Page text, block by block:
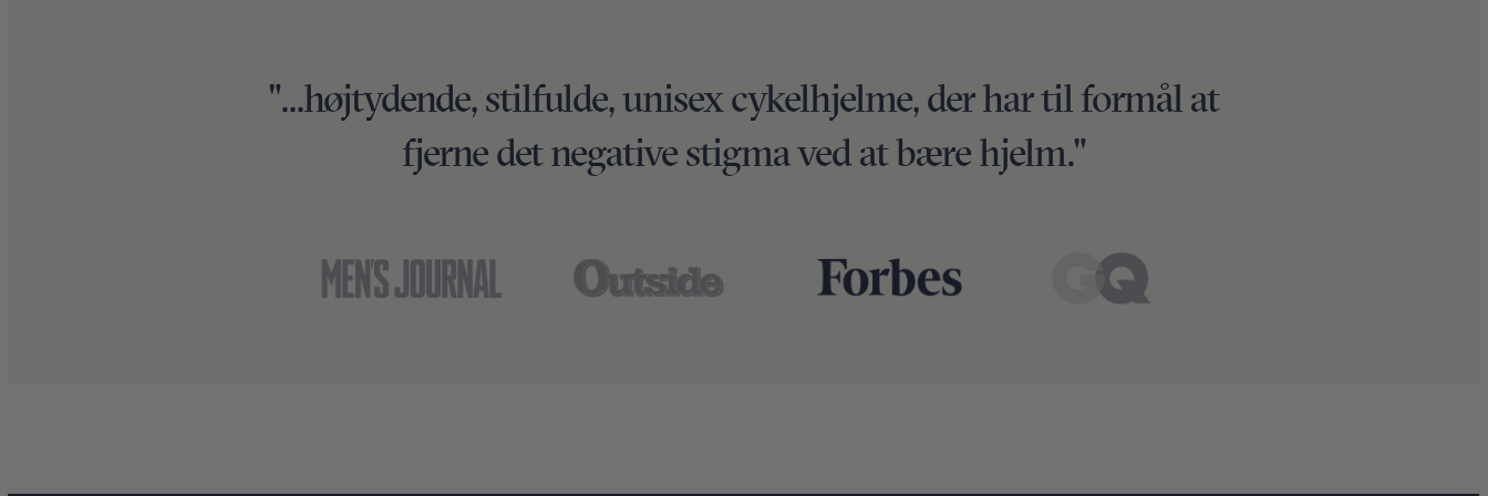
"...højtydende, stilfulde, unisex cykelhjelme, der har til formål at
fjerne det negative stigma ved at bære hjelm."